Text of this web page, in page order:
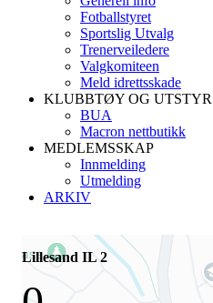
Fotballstyret
Sportslig Utvalg
Trenerveiledere
Valgkomiteen
Meld idrettsskade
KLUBBTØY OG UTSTYR
BUA
Macron nettbutikk
MEDLEMSSKAP
Innmelding
Utmelding
ARKIV
Lillesand IL 2